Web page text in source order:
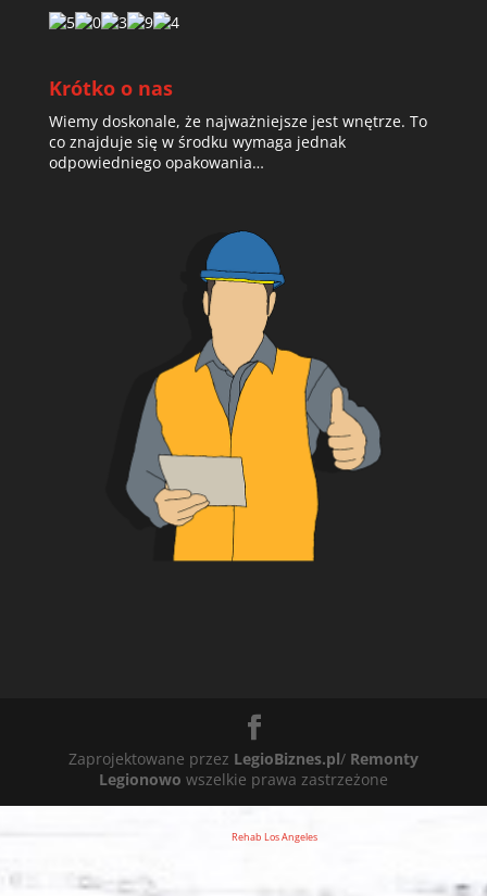
Krótko o nas
Wiemy doskonale, że najważniejsze jest wnętrze. To
co znajduje się w środku wymaga jednak
odpowiedniego opakowania…
Zaprojektowane przez LegioBiznes.pl/ Remonty
Legionowo wszelkie prawa zastrzeżone
Rehab Los Angeles